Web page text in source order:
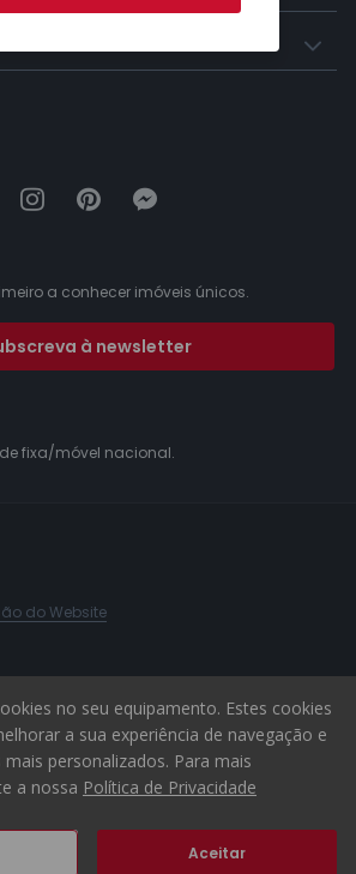
a conhecer imóveis únicos.
à newsletter
fixa/móvel nacional.
do Website
no seu equipamento. Estes cookies
a sua experiência de navegação e
personalizados. Para mais
a nossa Política de Privacidade
Aceitar